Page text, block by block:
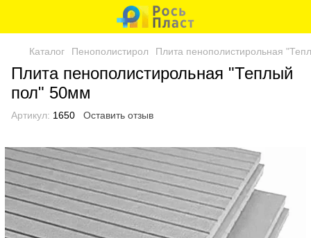
Каталог Пенополистирол Плита пенополистирольная
Плита пенополистирольная "Теплый
пол" 50мм
Артикул: 1650 Оставить отзыв